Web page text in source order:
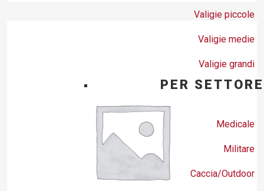
Valigie piccole
Valigie medie
Valigie grandi
PER SETTORE
Medicale
Militare
Caccia/Outdoor